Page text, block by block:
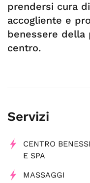
prendersi cura
accogliente e
benessere della
centro.
Servizi
CENTRO
E SPA
MASSAGGI